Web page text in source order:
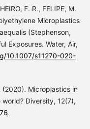
F. R., FELIPE, M.
Microplastics
(Stephenson,
Exposures. Water, Air,
10.1007/s11270-020-
(2020). Microplastics in
Diversity, 12(7),